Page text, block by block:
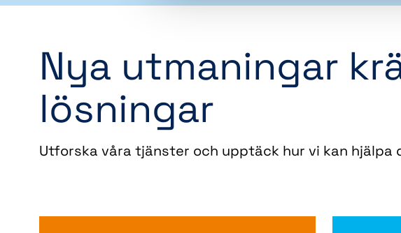
Nya utmaningar
lösningar
Utforska våra tjänster och upptäck hur vi kan hjälpa